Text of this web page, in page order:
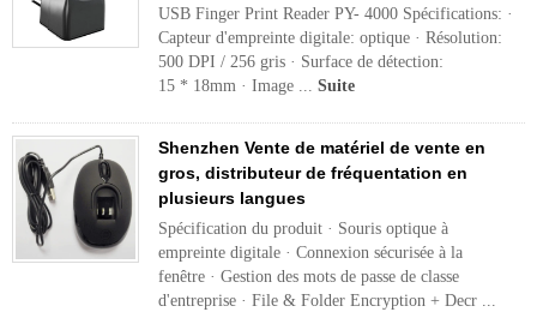
USB Finger Print Reader PY- 4000 Spécifications: ·
Capteur d'empreinte digitale: optique · Résolution:
500 DPI / 256 gris · Surface de détection:
15 * 18mm · Image ... Suite
Shenzhen Vente de matériel de vente en
gros, distributeur de fréquentation en
plusieurs langues
Spécification du produit · Souris optique à
empreinte digitale · Connexion sécurisée à la
fenêtre · Gestion des mots de passe de classe
d'entreprise · File & Folder Encryption + Decr ...